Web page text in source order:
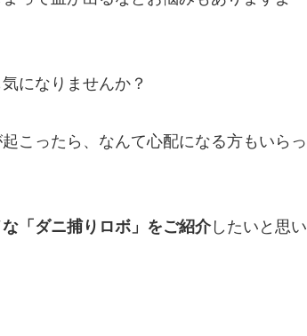
になりませんか？
こったら、なんて心配になる方もいらっ
「ダニ捕りロボ」をご紹介したいと思い